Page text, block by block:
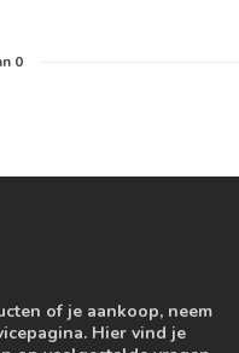
0
of je aankoop, neem
Hier vind je